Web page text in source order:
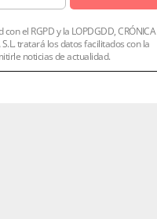
el RGPD y la LOPDGDD, CRÓNICA
tratará los datos facilitados con la
noticias de actualidad.